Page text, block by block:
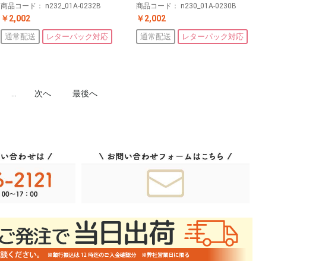
商品コード： n232_01A-0232B
￥2,002
通常配送 レターパック対応
商品コード： n230_01A-0230B
￥2,002
通常配送 レターパック対応
次へ 最後へ